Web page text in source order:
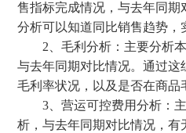
售指标完成情况，与去年同期
分析可以知道同比销售趋势，
2、毛利分析：主要分析本
与去年同期对比情况。通过这
毛利率状况，以及是否在商品
3、营运可控费用分析：主
析，与去年同期对比情况，有